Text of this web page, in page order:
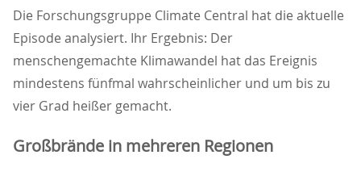
Die Forschungsgruppe Climate Central hat die aktuelle
Episode analysiert. Ihr Ergebnis: Der
menschengemachte Klimawandel hat das Ereignis
mindestens fünfmal wahrscheinlicher und um bis zu
vier Grad heißer gemacht.
Großbrände in mehreren Regionen